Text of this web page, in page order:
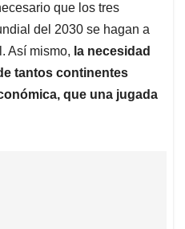
que los tres
del 2030 se hagan a
Así mismo, la necesidad
tantos continentes
que una jugada